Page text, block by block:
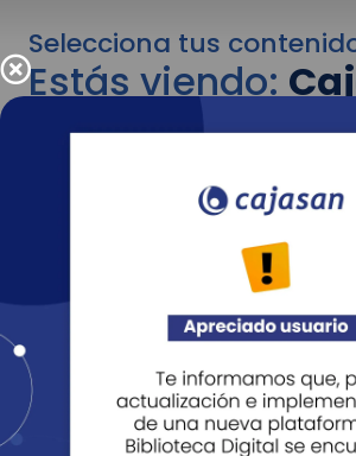
Selecciona tus
Estás viendo:
corporativo
Para cambiar al contenido de tu
adelante recuerda utilizar el
Entendido